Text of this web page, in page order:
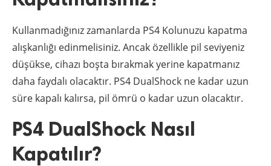
Kullanmadığınız zamanlarda PS4 Kolunuzu kapatma
alışkanlığı edinmelisiniz. Ancak özellikle pil seviyeniz
düşükse, cihazı boşta bırakmak yerine kapatmanız
daha faydalı olacaktır. PS4 DualShock ne kadar uzun
süre kapalı kalırsa, pil ömrü o kadar uzun olacaktır.
PS4 DualShock Nasıl
Kapatılır?